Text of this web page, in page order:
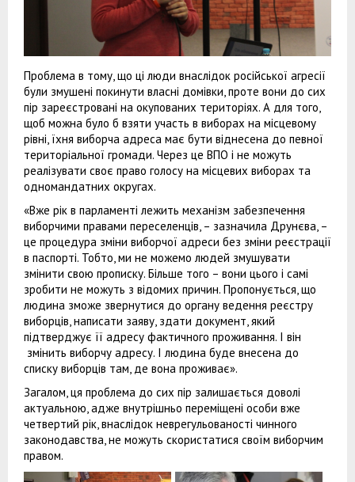
Проблема в тому, що ці люди внаслідок російської агресії
були змушені покинути власні домівки, проте вони до сих
пір зареєстровані на окупованих територіях. А для того,
щоб можна було б взяти участь в виборах на місцевому
рівні, їхня виборча адреса має бути віднесена до певної
територіальної громади. Через це ВПО і не можуть
реалізувати своє право голосу на місцевих виборах та
одномандатних округах.
«Вже рік в парламенті лежить механізм забезпечення
виборчими правами переселенців, – зазначила Друнєва, –
це процедура зміни виборчої адреси без зміни реєстрації
в паспорті. Тобто, ми не можемо людей змушувати
змінити свою прописку. Більше того – вони цього і самі
зробити не можуть з відомих причин. Пропонується, що
людина зможе звернутися до органу ведення реєстру
виборців, написати заяву, здати документ, який
підтверджує її адресу фактичного проживання. І він
змінить виборчу адресу. І людина буде внесена до
списку виборців там, де вона проживає».
Загалом, ця проблема до сих пір залишається доволі
актуальною, адже внутрішньо переміщені особи вже
четвертий рік, внаслідок неврегульованості чинного
законодавства, не можуть скористатися своїм виборчим
правом.